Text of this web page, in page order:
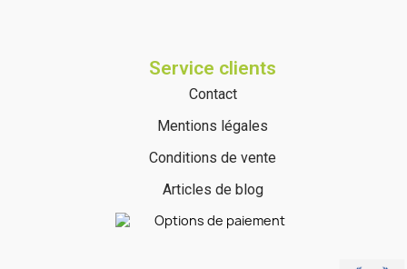
Service clients
Contact
Mentions légales
Conditions de vente
Articles de blog